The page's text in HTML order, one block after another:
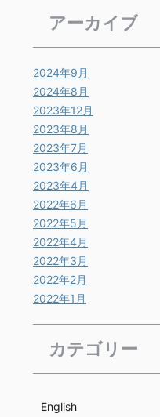
アーカイブ
2024年9月
2024年8月
2023年12月
2023年8月
2023年7月
2023年6月
2023年4月
2022年6月
2022年5月
2022年4月
2022年3月
2022年2月
2022年1月
カテゴリー
English